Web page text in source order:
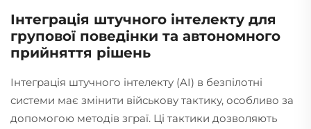
Інтеграція штучного інтелекту для
групової поведінки та автономного
прийняття рішень
Інтеграція штучного інтелекту (AI) в безпілотні
системи має змінити військову тактику, особливо за
допомогою методів зграї. Ці тактики дозволяють